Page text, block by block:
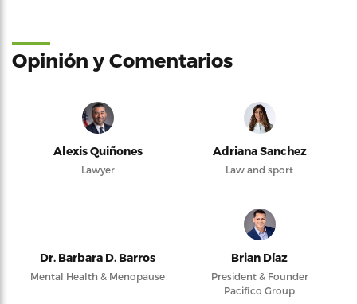
Opinión y Comentarios
Alexis Quiñones
Lawyer
Adriana Sanchez
Law and sport
Dr. Barbara D. Barros
Mental Health & Menopause
Brian Díaz
President & Founder
Pacifico Group